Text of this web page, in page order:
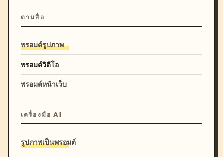
ตามสื่อ
พรอมต์รูปภาพ
พรอมต์วิดีโอ
พรอมต์หน้าเว็บ
เครื่องมือ AI
รูปภาพเป็นพรอมต์